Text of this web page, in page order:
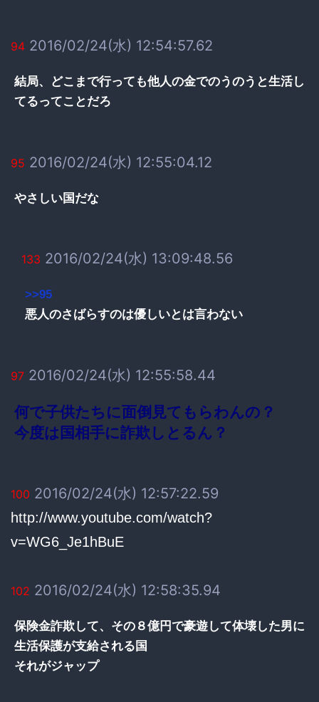
94 2016/02/24(水) 12:54:57.62
結局、どこまで行っても他人の金でのうのうと生活し
てるってことだろ
95 2016/02/24(水) 12:55:04.12
やさしい国だな
133 2016/02/24(水) 13:09:48.56
>>95
悪人のさばらすのは優しいとは言わない
97 2016/02/24(水) 12:55:58.44
何で子供たちに面倒見てもらわんの？
今度は国相手に詐欺しとるん？
100 2016/02/24(水) 12:57:22.59
http://www.youtube.com/watch?
v=WG6_Je1hBuE
102 2016/02/24(水) 12:58:35.94
保険金詐欺して、その８億円で豪遊して体壊した男に
生活保護が支給される国
それがジャップ